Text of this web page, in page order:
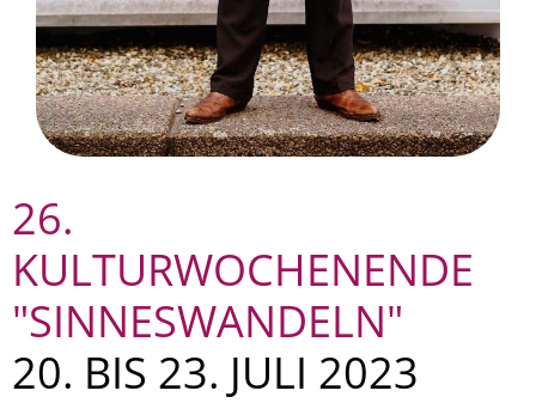
26.
KULTURWOCHENENDE
"SINNESWANDELN"
20. BIS 23. JULI 2023